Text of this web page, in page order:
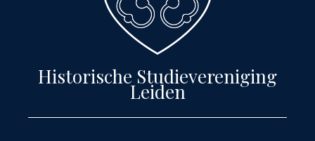
Historische Studievereniging
Leiden